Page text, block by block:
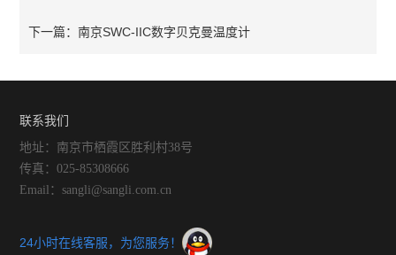
下一篇：南京SWC-IIC数字贝克曼温度计
联系我们
地址：南京市栖霞区胜利村38号
传真：025-85308666
Email：sangli@sangli.com.cn
24小时在线客服，为您服务！